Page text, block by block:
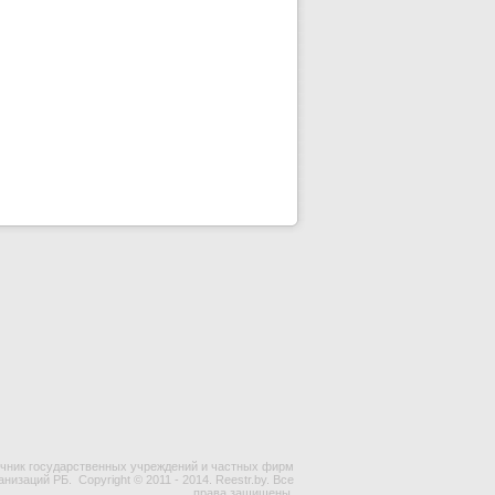
государственных учреждений и частных фирм
РБ.
Copyright © 2011 - 2014. Reestr.by. Все